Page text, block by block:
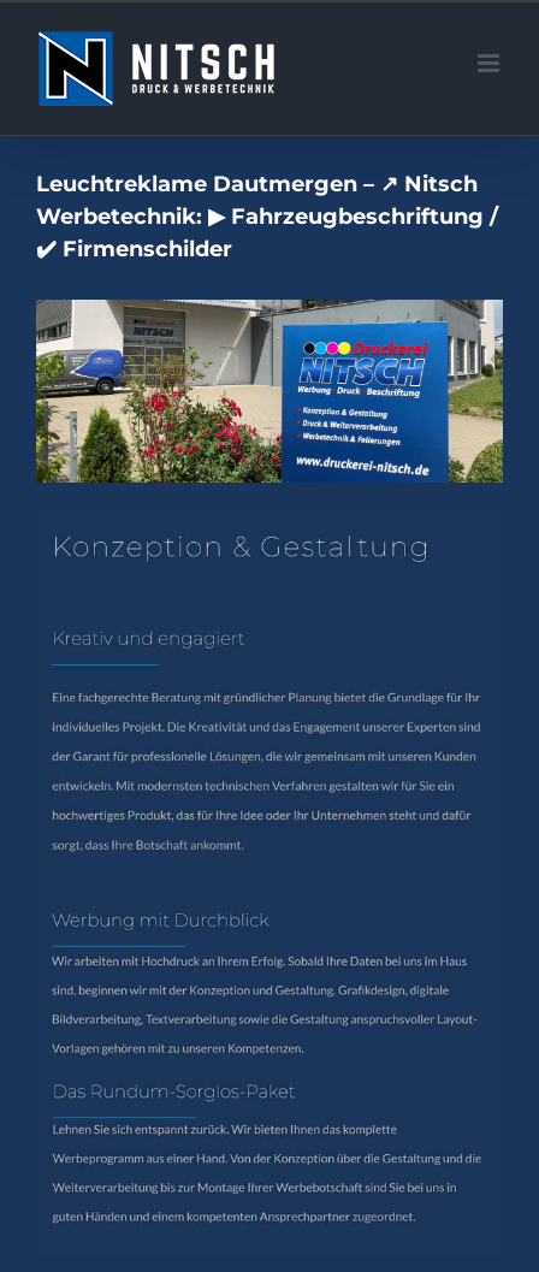
springen
Leuchtreklame Dautmergen – ↗️ Nitsch
Werbetechnik: ▶︎ Fahrzeugbeschriftung /
✔️ Firmenschilder